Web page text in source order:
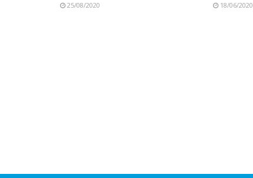
25/08/2020 18/06/2020